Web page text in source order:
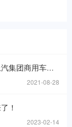
半年销售增16%
2021-08-28
！
2023-02-14